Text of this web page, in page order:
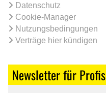
Datenschutz
Cookie-Manager
Nutzungsbedingungen
Verträge hier kündigen
Newsletter für Profis